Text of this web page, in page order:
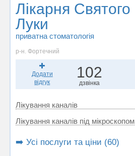
Лікарня Святого
Луки
приватна стоматологія
р-н. Фортечний
Додати
відгук
102
дзвінка
Лікування каналів
Лікування каналів під мікроскопом
➡️ Усі послуги та ціни (60)